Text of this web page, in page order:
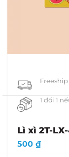
1 đổi 1
Lì xì 2T-
500 ₫